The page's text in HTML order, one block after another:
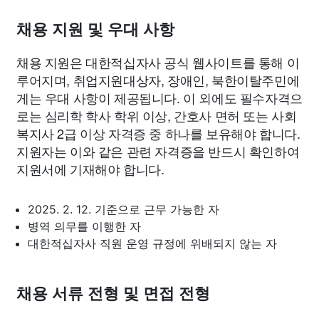
채용 지원 및 우대 사항
채용 지원은 대한적십자사 공식 웹사이트를 통해 이
루어지며, 취업지원대상자, 장애인, 북한이탈주민에
게는 우대 사항이 제공됩니다. 이 외에도 필수자격으
로는 심리학 학사 학위 이상, 간호사 면허 또는 사회
복지사 2급 이상 자격증 중 하나를 보유해야 합니다.
지원자는 이와 같은 관련 자격증을 반드시 확인하여
지원서에 기재해야 합니다.
2025. 2. 12. 기준으로 근무 가능한 자
병역 의무를 이행한 자
대한적십자사 직원 운영 규정에 위배되지 않는 자
채용 서류 전형 및 면접 전형